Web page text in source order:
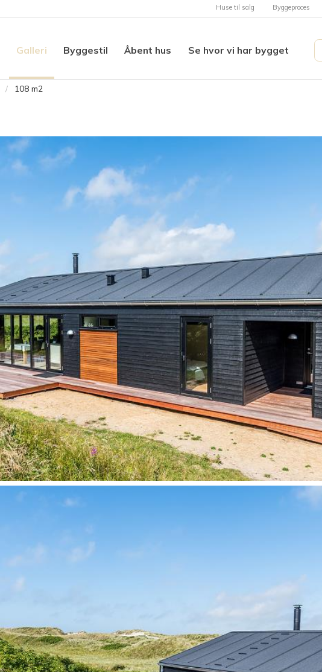
Galleri Byggestil Åbent hus Se hvor vi har bygget
Huse til salg Byggeproces
108 m2